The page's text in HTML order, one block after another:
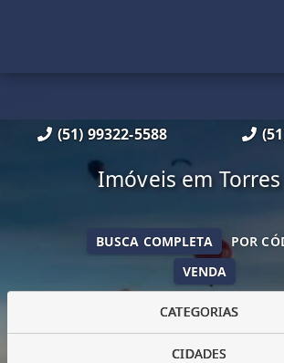
(51) 99322-5588
Imóveis em Torres
VENDA
BUSCA COMPLETA POR
CATEGORIAS
CIDADES